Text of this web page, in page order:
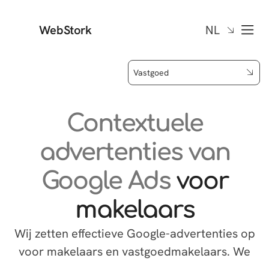
WebStork NL
Vastgoed
Contextuele
advertenties van
Google Ads voor
makelaars
Wij zetten effectieve Google-advertenties op
voor makelaars en vastgoedmakelaars. We